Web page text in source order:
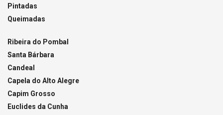
Pintadas
Queimadas
Ribeira do Pombal
Santa Bárbara
Candeal
Capela do Alto Alegre
Capim Grosso
Euclides da Cunha